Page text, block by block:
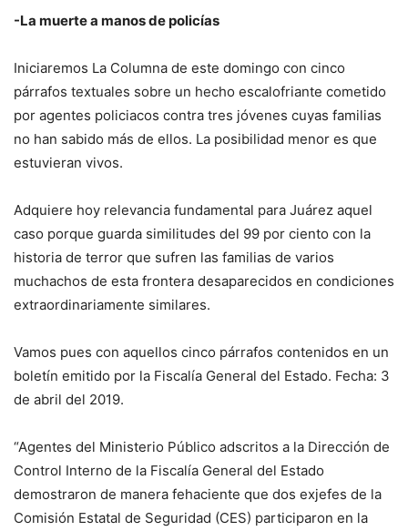
-La muerte a manos de policías
Iniciaremos La Columna de este domingo con cinco
párrafos textuales sobre un hecho escalofriante cometido
por agentes policiacos contra tres jóvenes cuyas familias
no han sabido más de ellos. La posibilidad menor es que
estuvieran vivos.
Adquiere hoy relevancia fundamental para Juárez aquel
caso porque guarda similitudes del 99 por ciento con la
historia de terror que sufren las familias de varios
muchachos de esta frontera desaparecidos en condiciones
extraordinariamente similares.
Vamos pues con aquellos cinco párrafos contenidos en un
boletín emitido por la Fiscalía General del Estado. Fecha: 3
de abril del 2019.
“Agentes del Ministerio Público adscritos a la Dirección de
Control Interno de la Fiscalía General del Estado
demostraron de manera fehaciente que dos exjefes de la
Comisión Estatal de Seguridad (CES) participaron en la